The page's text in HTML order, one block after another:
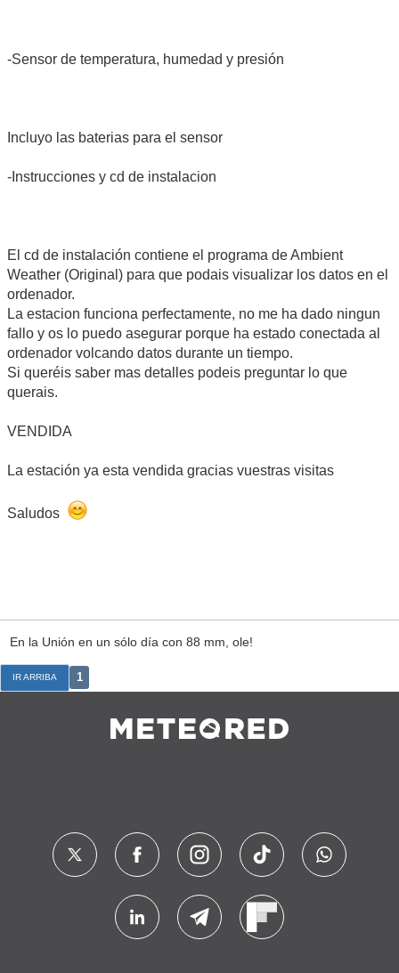
-Sensor de temperatura, humedad y presión
Incluyo las baterias para el sensor
-Instrucciones y cd de instalacion
El cd de instalación contiene el programa de Ambient
Weather (Original) para que podais visualizar los datos en el
ordenador.
La estacion funciona perfectamente, no me ha dado ningun
fallo y os lo puedo asegurar porque ha estado conectada al
ordenador volcando datos durante un tiempo.
Si queréis saber mas detalles podeis preguntar lo que
querais.
VENDIDA
La estación ya esta vendida gracias vuestras visitas
Saludos
En la Unión en un sólo día con 88 mm, ole!
IR ARRIBA 1